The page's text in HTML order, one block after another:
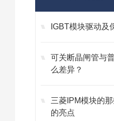
IGBT模块驱动及
可关断晶闸管与
么差异？
三菱IPM模块的
的亮点